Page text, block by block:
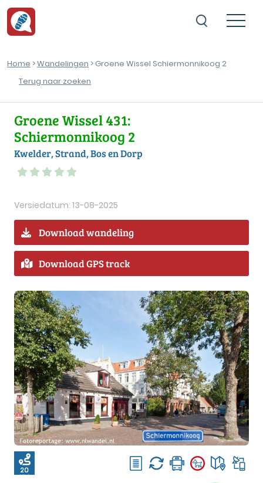
Home >Wandelingen > Groene Wissel Schiermonnikoog 2
Terug naar zoeken
Groene Wissel 431:
Schiermonnikoog 2
Kwelder, Strand, Bos en Dorp
Versiedatum: 13-08-2025
Download wandeling
Download GPS track
20
KM